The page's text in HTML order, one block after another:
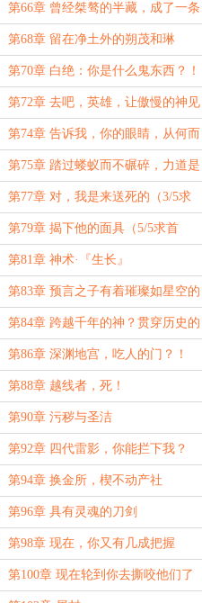
第66章 曾经桀骜的半藏，成了一条
老狗吗？
第68章 留在净土外的朔茂和琳
第70章 白绝：你是什么鬼东西？！
（求追读，最后一次啦QAQ）
第72章 去吧，英雄，让傲慢的神见
识一下（求月票）
第74章 告诉我，你的眼睛，从何而
来
第75章 踏过蝼蚁而不碾碎，力道是
很难掌握的（1/5求首订）
第77章 对，我是来送死的（3/5求
首订）
第79章 揭下他的面具（5/5求首
订）
第81章 神术·『生长』
第83章 预言之子有着璀璨如星空的
眼睛？
第84章 跨越千年的神？贯穿历史的
身影？
第86章 深渊地宫，吃人的门？！
第88章 越线者，死！
第90章 污秽与圣洁
第92章 四代雷影，你能拦下我？
第94章 换金所，楔不动产社
第96章 具有灵魂的刀剑
第98章 现在，你又有几成把握
第100章 现在轮到你去撕咬他们了